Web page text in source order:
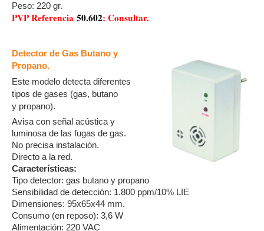
Peso: 220 gr.
PVP Referencia 50.602: Consultar.
Detector de Gas Butano y
Propano.
Este modelo detecta diferentes
tipos de gases (gas, butano
y propano).
Avisa con señal acústica y
luminosa de las fugas de gas.
No precisa instalación.
Directo a la red.
Características:
Tipo detector: gas butano y propano
Sensibilidad de detección: 1.800 ppm/10% LIE
Dimensiones: 95x65x44 mm.
Consumo (en reposo): 3,6 W
Alimentación: 220 VAC